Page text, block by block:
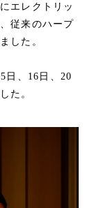
エレクトリッ
従来のハープ
した。
日、16日、20
た。